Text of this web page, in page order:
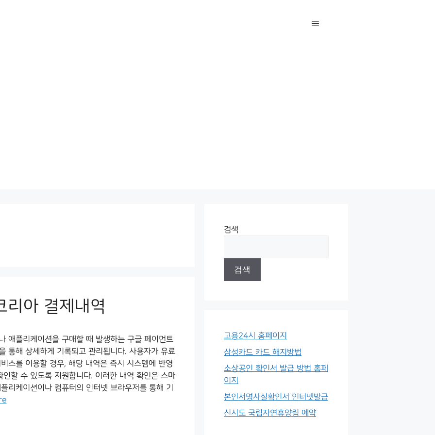
리아 결제내역
애플리케이션을 구매할 때 발생하는 구글 페이먼트
통해 상세하게 기록되고 관리됩니다. 사용자가 유료
스를 이용할 경우, 해당 내역은 즉시 시스템에 반영
할 수 있도록 지원합니다. 이러한 내역 확인은 스마
리케이션이나 컴퓨터의 인터넷 브라우저를 통해 기
검색
검색
고용24시 홈페이지
삼성카드 카드 해지방법
소상공인 확인서 발급 방법 홈페
이지
본인서명사실확인서 인터넷발급
신시도 국립자연휴양림 예약